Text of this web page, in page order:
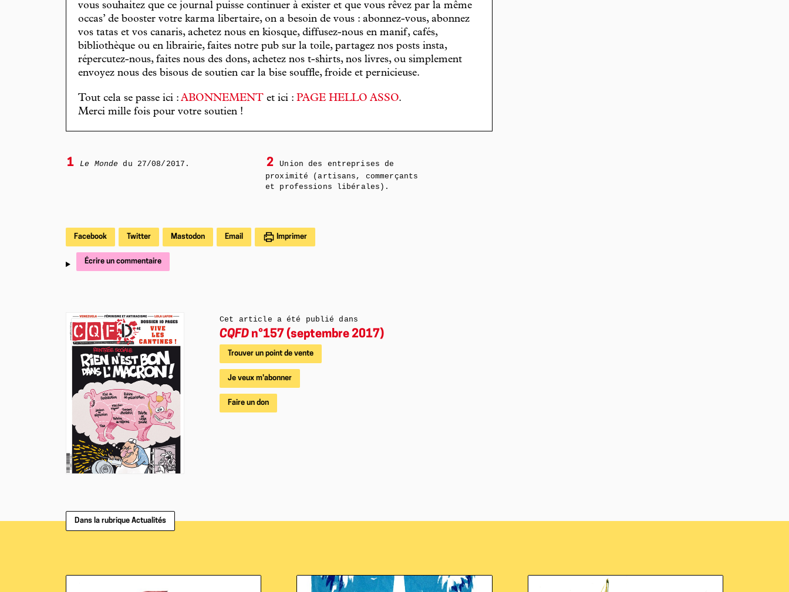
vous souhaitez que ce journal puisse continuer à exister et que vous rêvez par la même
occas’ de booster votre karma libertaire, on a besoin de vous : abonnez-vous, abonnez
vos tatas et vos canaris, achetez nous en kiosque, diffusez-nous en manif, cafés,
bibliothèque ou en librairie, faites notre pub sur la toile, partagez nos posts insta,
répercutez-nous, faites nous des dons, achetez nos t-shirts, nos livres, ou simplement
envoyez nous des bisous de soutien car la bise souffle, froide et pernicieuse.
Tout cela se passe ici : ABONNEMENT et ici : PAGE HELLO ASSO.
Merci mille fois pour votre soutien !
1 Le Monde du 27/08/2017. 2
Union des entreprises de
proximité (artisans, commerçants
et professions libérales).
Facebook Twitter Mastodon Email Imprimer
Écrire un commentaire
Cet article a été publié dans
CQFD n°157 (septembre 2017)
Trouver un point de vente
Je veux m'abonner
Faire un don
Dans la rubrique Actualités